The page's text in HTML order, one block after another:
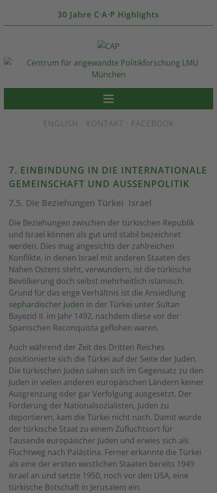
30 Jahre C·A·P Highlights
ENGLISH · KONTAKT · FACEBOOK
7. EINBINDUNG IN DIE INTERNATIONALE
GEMEINSCHAFT UND AUSSENPOLITIK
7.5. Die Beziehungen Türkei  Israel
Die Beziehungen zwischen der türkischen Republik
und Israel können als gut und stabil bezeichnet
werden. Dies mag angesichts der zahlreichen
Konflikte, in denen Israel mit anderen Staaten des
Nahen Ostens steht, verwundern, ist die türkische
Bevölkerung doch selbst mehrheitlich islamisch.
Grund für das enge Verhältnis ist die Ansiedlung
sephardischer Juden in der Türkei unter Sultan
Bayezid II. im Jahr 1492, nachdem diese vor der
Spanischen Reconquista geflohen waren.
Auch während der Zeit des Dritten Reiches
positionierte sich die Türkei auf der Seite der Juden.
Die türkischen Juden sahen sich im Gegensatz zu den
Juden in vielen anderen europäischen Ländern keiner
Ausgrenzung oder gar Verfolgung ausgesetzt. Der
Forderung der Nationalsozialisten, Juden zu
deportieren, kam die Türkei nicht nach. Damit wurde
der türkische Staat zu einem Zufluchtsort für
Tausende europäischer Juden und erwies sich als
Fluchtweg nach Palästina. Ferner erkannte die Türkei
als eine der ersten westlichen Staaten bereits 1949
Israel an und setzte 1950, noch vor den USA, eine
türkische Botschaft in Jerusalem ein.